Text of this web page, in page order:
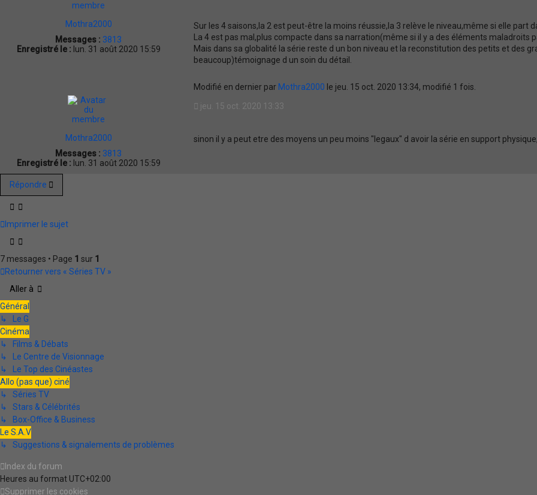
Mothra2000
Messages : 3813
Enregistré le : lun. 31 août 2020 15:59
Sur les 4 saisons,la 2 est peut-être la moins réussie,la 3 relève le niveau,même si elle part
La 4 est pas mal,plus compacte dans sa narration(même si il y a des éléments maladroits
Mais dans sa globalité la série reste d un bon niveau et la reconstitution des petits et des
beaucoup)témoignage d un soin du détail.
Modifié en dernier par Mothra2000 le jeu. 15 oct. 2020 13:34, modifié 1 fois.
Mothra2000
Messages : 3813
Enregistré le : lun. 31 août 2020 15:59
jeu. 15 oct. 2020 13:33
sinon il y a peut etre des moyens un peu moins "legaux" d avoir la série en support
Répondre
Imprimer le sujet
7 messages • Page 1 sur 1
Retourner vers « Séries TV »
Aller à
Général
↳ Le G
Cinéma
↳ Films & Débats
↳ Le Centre de Visionnage
↳ Le Top des Cinéastes
Allo (pas que) ciné
↳ Séries TV
↳ Stars & Célébrités
↳ Box-Office & Business
Le S.A.V
↳ Suggestions & signalements de problèmes
Index du forum
Heures au format UTC+02:00
Supprimer les cookies